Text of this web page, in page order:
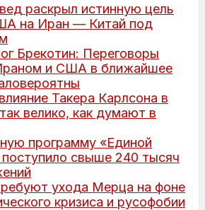
раскрыл истинную цель
на Иран — Китай под
Брекотин: Переговоры
и США в ближайшее
Такера Карлсона в
велико, как думают в
программу «Единой
поступило свыше 240 тысяч
ухода Мерца на фоне
кризиса и русофобии